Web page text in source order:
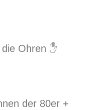
Ohren ✋
der 80er +